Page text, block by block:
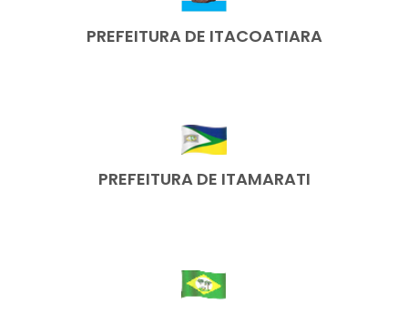
PREFEITURA DE ITACOATIARA
PREFEITURA DE ITAMARATI